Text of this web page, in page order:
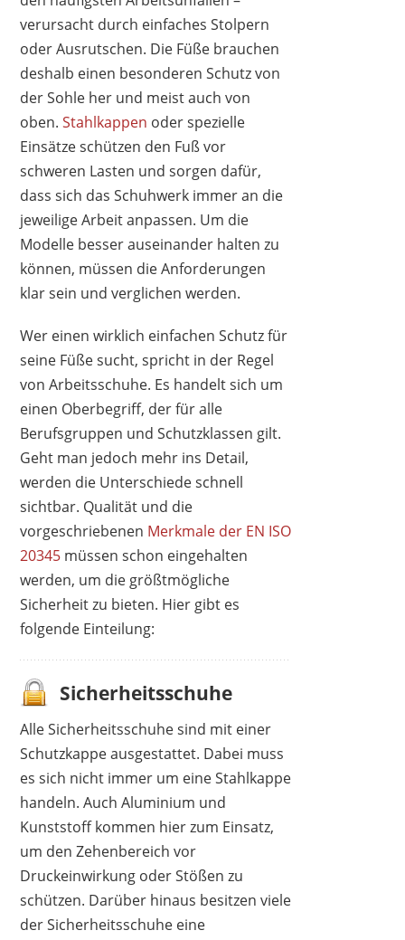
110,90 €92,89 €*
81,90 €73,79 € *
ELTEN
90,93 €*
verursacht durch einfaches Stolpern
oder Ausrutschen. Die Füße brauchen
deshalb einen besonderen Schutz von
der Sohle her und meist auch von
oben.Stahlkappen oder spezielle
Einsätze schützen den Fuß vor
schweren Lasten und sorgen dafür,
dass sich das Schuhwerk immer an die
jeweilige Arbeit anpassen. Um die
Modelle besser auseinander halten zu
können, müssen die Anforderungen
klar sein und verglichen werden.
Wer einen wirklich einfachen Schutz für
seine Füße sucht, spricht in der Regel
von Arbeitsschuhe. Es handelt sich um
einen Oberbegriff, der für alle
Berufsgruppen und Schutzklassen gilt.
Geht man jedoch mehr ins Detail,
werden die Unterschiede schnell
sichtbar. Qualität und die
vorgeschriebenen Merkmale der EN ISO
20345 müssen schon eingehalten
werden, um die größtmögliche
Sicherheit zu bieten. Hier gibt es
folgende Einteilung:
Sicherheitsschuhe
Alle Sicherheitsschuhe sind mit einer
Schutzkappe ausgestattet. Dabei muss
es sich nicht immer um eine Stahlkappe
handeln. Auch Aluminium und
Kunststoff kommen hier zum Einsatz,
um den Zehenbereich vor
Druckeinwirkung oder Stößen zu
schützen. Darüber hinaus besitzen viele
der Sicherheitsschuhe eine